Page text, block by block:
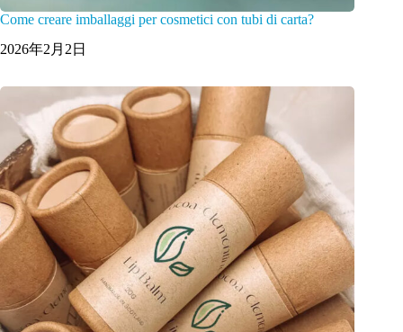
Come creare imballaggi per cosmetici con tubi di carta?
2026年2月2日